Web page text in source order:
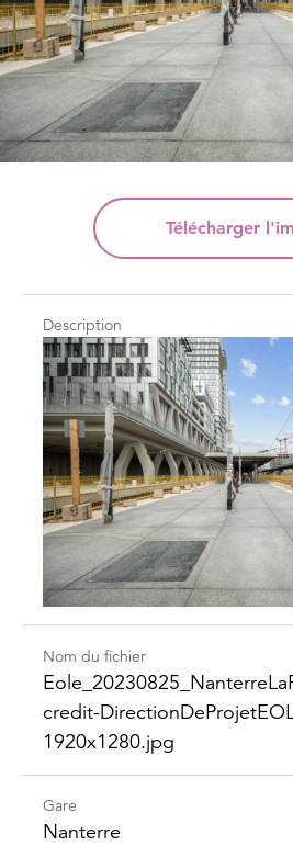
Télécharger
Description
Nom du fichier
credit-​
1920x1280.jpg
Gare
Nanterre